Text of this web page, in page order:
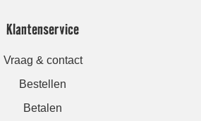
Klantenservice
Vraag & contact
Bestellen
Betalen